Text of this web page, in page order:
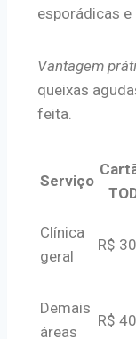
esporádicas
Vantagem
queixas
feita.
Serviço
Clínica
geral
R$
Demais
áreas
R$